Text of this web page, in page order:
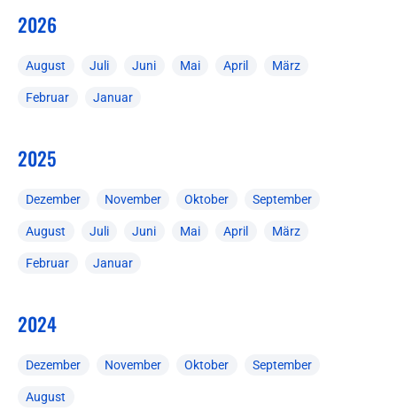
2026
August Juli Juni Mai April März
Februar Januar
2025
Dezember November Oktober September
August Juli Juni Mai April März
Februar Januar
2024
Dezember November Oktober September
August